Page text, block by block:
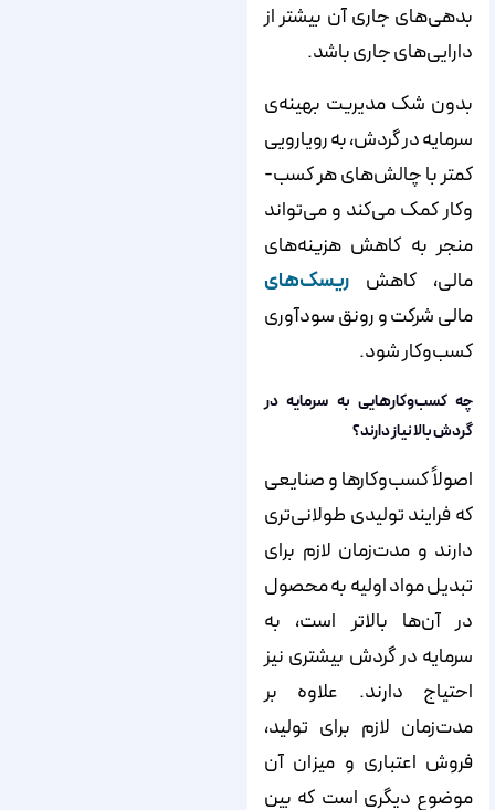
بدهی‌های جاری آن بیشتر از
دارایی‌های جاری باشد.
بدون شک مدیریت بهینه­‌ی
سرمایه در گردش، به رویارویی
کمتر با چالش­‌های هر کسب‌­
وکار کمک می­‌کند و می­‌تواند
منجر به کاهش هزینه‌­های
مالی، کاهش ریسک­‌های
مالی شرکت و رونق سودآوری
کسب­‌وکار شود.
چه کسب­‌وکارهایی به سرمایه در
گردش بالا نیاز دارند؟
اصولاً کسب­‌وکارها و صنایعی
که فرایند تولیدی طولانی‌­تری
دارند و مدت‌زمان لازم برای
تبدیل مواد اولیه به محصول
در آن‌­ها بالاتر است، به
سرمایه در گردش بیشتری نیز
احتیاج دارند. علاوه بر
مدت‌زمان لازم برای تولید،
فروش اعتباری و میزان آن
موضوع دیگری است که بین